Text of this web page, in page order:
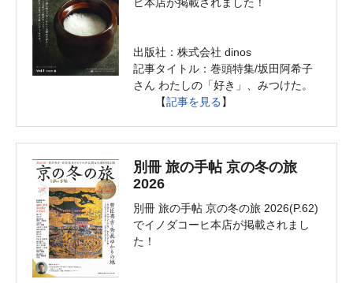
出版社：株式会社 dinos
記事タイトル：巻頭特集/坂田阿希子
さん わたしの「好き」、みつけた。
【記事を見る 】
別冊 旅の手帖 京の冬の旅
2026
別冊 旅の手帖 京の冬の旅 2026(P.62)
でイノダコーヒ本店が掲載されまし
た！